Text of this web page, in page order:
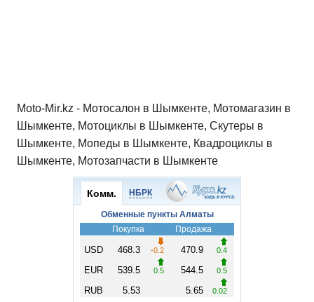
Moto-Mir.kz - Мотосалон в Шымкенте, Мотомагазин в
Шымкенте, Мотоциклы в Шымкенте, Скутеры в
Шымкенте, Мопеды в Шымкенте, Квадроциклы в
Шымкенте, Мотозапчасти в Шымкенте